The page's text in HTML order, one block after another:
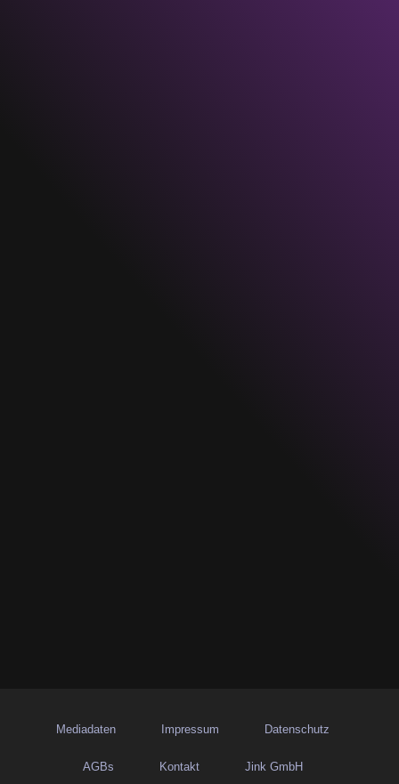
Mediadaten Impressum Datenschutz
AGBs Kontakt Jink GmbH